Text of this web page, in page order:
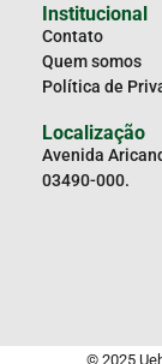
Institucional
Contato
Quem somos
Política de
Localização
Avenida
03490-000.
© 2025